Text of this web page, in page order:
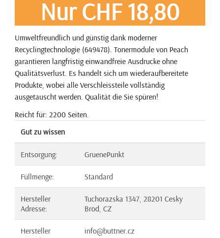
Nur CHF 18,80
Umweltfreundlich und günstig dank moderner
Recyclingtechnologie (649478). Tonermodule von Peach
garantieren langfristig einwandfreie Ausdrucke ohne
Qualitätsverlust. Es handelt sich um wiederaufbereitete
Produkte, wobei alle Verschleissteile vollständig
ausgetauscht werden. Qualität die Sie spüren!
Reicht für: 2200 Seiten.
Gut zu wissen
Entsorgung: GruenePunkt
Füllmenge: Standard
Hersteller
Adresse:
Tuchorazska 1347, 28201 Cesky
Brod, CZ
Hersteller
info@buttner.cz